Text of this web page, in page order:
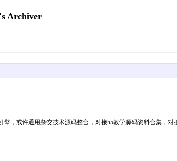
Archiver
，或许通用杂交技术源码整合，对接h5教学源码资料合集，对